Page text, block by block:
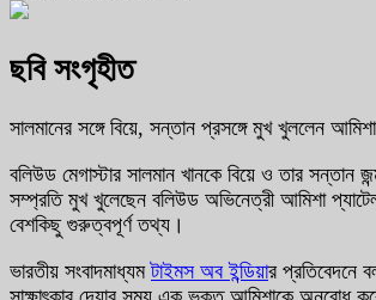
ছবি সংগৃহীত
সালমানের সঙ্গে বিয়ে, সন্তান প্রসঙ্গে মুখ খুললেন
বলিউড মেগাস্টার সালমান খানকে বিয়ে ও তার সন্তান
সম্প্রতি মুখ খুলেছেন বলিউড অভিনেত্রী আমিশা
বেশকিছু গুরুত্বপূর্ণ তথ্য।
ভারতীয় সংবাদমাধ্যমটাইমস অব ইন্ডিয়ার প্রতিবেদনে